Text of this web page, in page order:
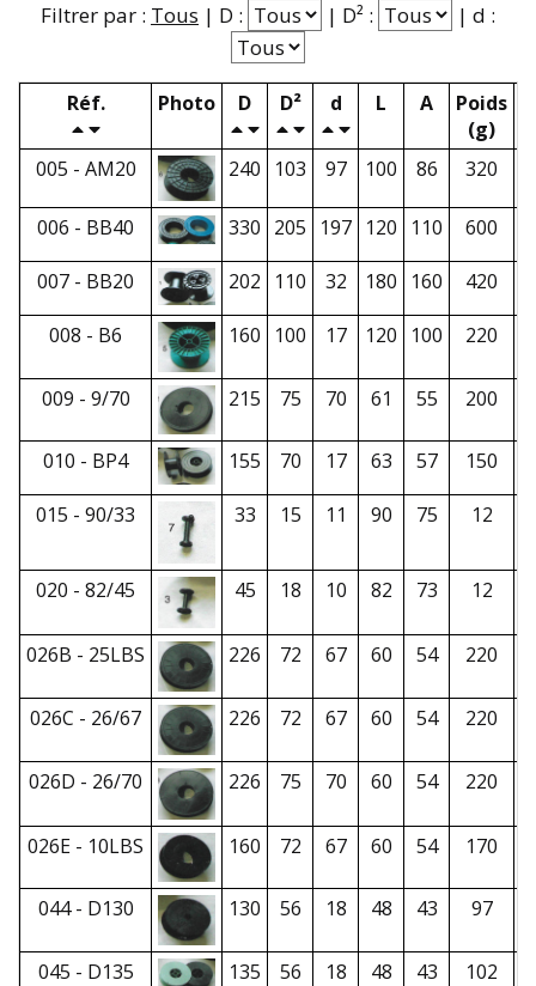
Filtrer par : Tous | D : | D² : | d :
Réf. Photo D D² d L A
Poids
(g)
005 - AM20 240 103 97 100 86 320
006 - BB40 330 205 197 120 110 600
007 - BB20 202 110 32 180 160 420
008 - B6 160 100 17 120 100 220
009 - 9/70 215 75 70 61 55 200
010 - BP4 155 70 17 63 57 150
015 - 90/33 33 15 11 90 75 12
020 - 82/45 45 18 10 82 73 12
026B - 25LBS 226 72 67 60 54 220
026C - 26/67 226 72 67 60 54 220
026D - 26/70 226 75 70 60 54 220
026E - 10LBS 160 72 67 60 54 170
044 - D130 130 56 18 48 43 97
045 - D135 135 56 18 48 43 102